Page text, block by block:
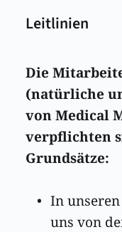
Leitlinien
Die
(natürliche
von Medical
verpflichten
Grundsätze:
In
uns von